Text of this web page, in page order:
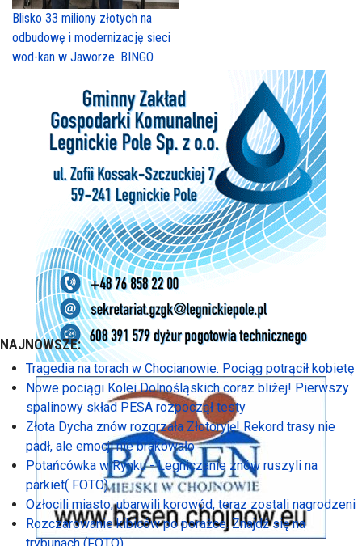
Blisko 33 miliony złotych na
odbudowę i modernizację sieci
wod-kan w Jaworze. BINGO
NAJNOWSZE:
Tragedia na torach w Chocianowie. Pociąg potrącił kobietę
Nowe pociągi Kolei Dolnośląskich coraz bliżej! Pierwszy
spalinowy skład PESA rozpoczął testy
Złota Dycha znów rozgrzała Złotoryję! Rekord trasy nie
padł, ale emocji nie brakowało
Potańcówka w Rynku - Legniczanie znów ruszyli na
parkiet( FOTO)
Ozłocili miasto, ubarwili korowód, teraz zostali nagrodzeni
Rozczarowanie kibiców po porażce. Znajdź się na